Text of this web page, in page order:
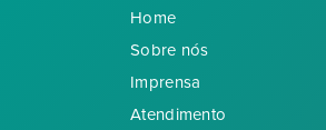
Home
Sobre nós
Imprensa
Atendimento